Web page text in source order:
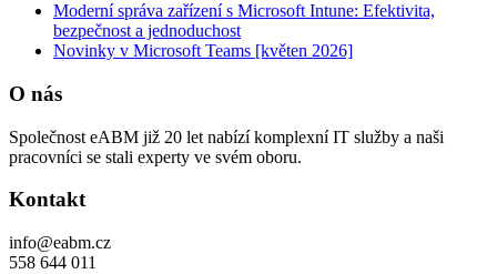
Moderní správa zařízení s Microsoft Intune: Efektivita,
bezpečnost a jednoduchost
Novinky v Microsoft Teams [květen 2026]
O nás
Společnost eABM již 20 let nabízí komplexní IT služby a naši
pracovníci se stali experty ve svém oboru.
Kontakt
info@eabm.cz
558 644 011